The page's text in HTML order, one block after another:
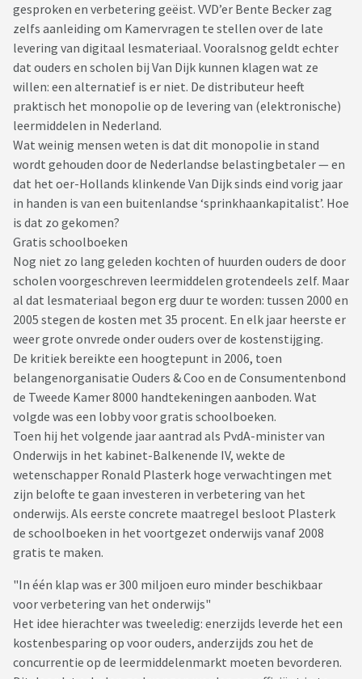
gesproken en verbetering geëist. VVD’er Bente Becker zag
zelfs aanleiding om Kamervragen te stellen over de late
levering van digitaal lesmateriaal. Vooralsnog geldt echter
dat ouders en scholen bij Van Dijk kunnen klagen wat ze
willen: een alternatief is er niet. De distributeur heeft
praktisch het monopolie op de levering van (elektronische)
leermiddelen in Nederland.
Wat weinig mensen weten is dat dit monopolie in stand
wordt gehouden door de Nederlandse belastingbetaler — en
dat het oer-Hollands klinkende Van Dijk sinds eind vorig jaar
in handen is van een buitenlandse ‘sprinkhaankapitalist’. Hoe
is dat zo gekomen?
Gratis schoolboeken
Nog niet zo lang geleden kochten of huurden ouders de door
scholen voorgeschreven leermiddelen grotendeels zelf. Maar
al dat lesmateriaal begon erg duur te worden: tussen 2000 en
2005 stegen de kosten met 35 procent. En elk jaar heerste er
weer grote onvrede onder ouders over de kostenstijging.
De kritiek bereikte een hoogtepunt in 2006, toen
belangenorganisatie Ouders & Coo en de Consumentenbond
de Tweede Kamer 8000 handtekeningen aanboden. Wat
volgde was een lobby voor gratis schoolboeken.
Toen hij het volgende jaar aantrad als PvdA-minister van
Onderwijs in het kabinet-Balkenende IV, wekte de
wetenschapper Ronald Plasterk hoge verwachtingen met
zijn belofte te gaan investeren in verbetering van het
onderwijs. Als eerste concrete maatregel besloot Plasterk
de schoolboeken in het voortgezet onderwijs vanaf 2008
gratis te maken.
"In één klap was er 300 miljoen euro minder beschikbaar
voor verbetering van het onderwijs"
Het idee hierachter was tweeledig: enerzijds leverde het een
kostenbesparing op voor ouders, anderzijds zou het de
concurrentie op de leermiddelenmarkt moeten bevorderen.